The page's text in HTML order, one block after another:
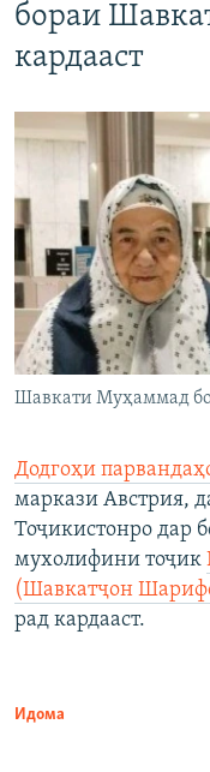
бораи
кардааст
Шавкати Муҳаммад
Додгоҳи
маркази Австрия,
Тоҷикистонро дар
мухолифини тоҷик
(Шавкатҷон
рад кардааст.
Идома